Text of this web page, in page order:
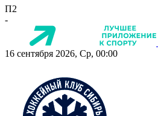
П2
-
16 сентября 2026, Ср, 00:00